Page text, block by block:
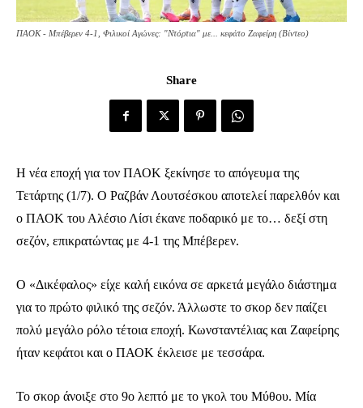
ΠΑΟΚ - Μπέβερεν 4-1, Φιλικοί Αγώνες: "Ντόρτια" με... κεφάτο Ζαφείρη (Βίντεο)
Share
Η νέα εποχή για τον ΠΑΟΚ ξεκίνησε το απόγευμα της
Τετάρτης (1/7). Ο Ραζβάν Λουτσέσκου αποτελεί παρελθόν και
ο ΠΑΟΚ του Αλέσιο Λίσι έκανε ποδαρικό με το… δεξί στη
σεζόν, επικρατώντας με 4-1 της Μπέβερεν.
Ο «Δικέφαλος» είχε καλή εικόνα σε αρκετά μεγάλο διάστημα
για το πρώτο φιλικό της σεζόν. Άλλωστε το σκορ δεν παίζει
πολύ μεγάλο ρόλο τέτοια εποχή. Κωνσταντέλιας και Ζαφείρης
ήταν κεφάτοι και ο ΠΑΟΚ έκλεισε με τεσσάρα.
Το σκορ άνοιξε στο 9ο λεπτό με το γκολ του Μύθου. Μία